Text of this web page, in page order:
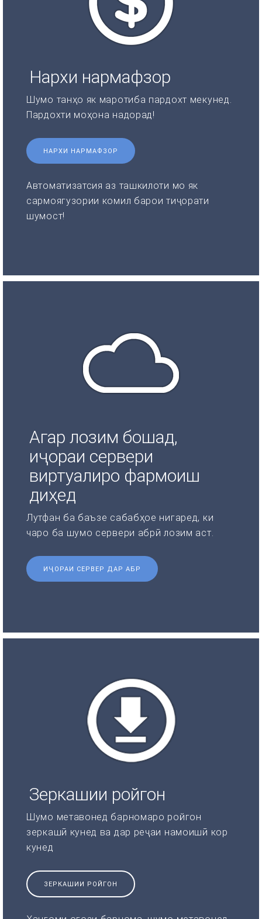
Нархи нармафзор
Шумо танҳо як маротиба пардохт мекунед.
Пардохти моҳона надорад!
НАРХИ НАРМАФЗОР
Автоматизатсия аз ташкилоти мо як
сармоягузории комил барои тиҷорати
шумост!
Агар лозим бошад,
иҷораи сервери
виртуалиро фармоиш
диҳед
Лутфан ба баъзе сабабҳое нигаред, ки
чаро ба шумо сервери абрӣ лозим аст.
ИҶОРАИ СЕРВЕР ДАР АБР
Зеркашии ройгон
Шумо метавонед барномаро ройгон
зеркашӣ кунед ва дар реҷаи намоишӣ кор
кунед
ЗЕРКАШИИ РОЙГОН